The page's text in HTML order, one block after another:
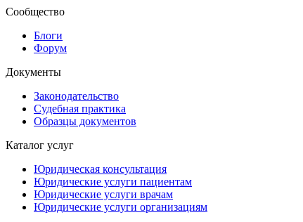
Сообщество
Блоги
Форум
Документы
Законодательство
Судебная практика
Образцы документов
Каталог услуг
Юридическая консультация
Юридические услуги пациентам
Юридические услуги врачам
Юридические услуги организациям